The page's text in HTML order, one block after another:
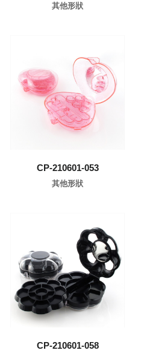
其他形狀
CP-210601-053
其他形狀
了解更多
CP-210601-058